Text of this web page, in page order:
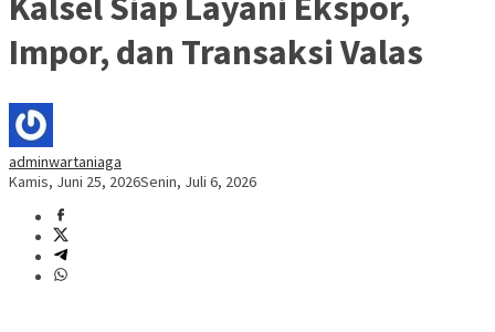
Impor, dan Transaksi Valas
adminwartaniaga
Kamis, Juni 25, 2026Senin, Juli 6, 2026